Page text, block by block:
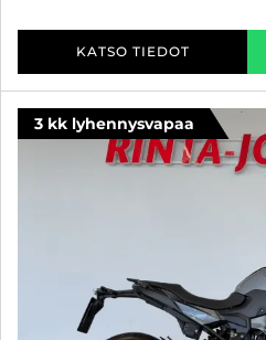
KATSO TIEDOT
3 kk lyhennysvapaa